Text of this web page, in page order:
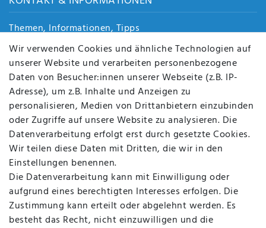
Themen, Informationen, Tipps
Jobs
Über uns
Kontakt
Datenschutz
AGB
FAQ
Batterieentsorgung
Altölverordnung
Impressum
BEQUEM UND SICHER BEZAHLEN MIT
Wir verwenden Cookies und ähnliche Technologien auf
unserer Website und verarbeiten personenbezogene
Daten von Besucher:innen unserer Webseite (z.B. IP-
Adresse), um z.B. Inhalte und Anzeigen zu
personalisieren, Medien von Drittanbietern einzubinden
oder Zugriffe auf unsere Website zu analysieren. Die
Datenverarbeitung erfolgt erst durch gesetzte Cookies.
Wir teilen diese Daten mit Dritten, die wir in den
Einstellungen benennen.
Die Datenverarbeitung kann mit Einwilligung oder
aufgrund eines berechtigten Interesses erfolgen. Die
Zustimmung kann erteilt oder abgelehnt werden. Es
besteht das Recht, nicht einzuwilligen und die